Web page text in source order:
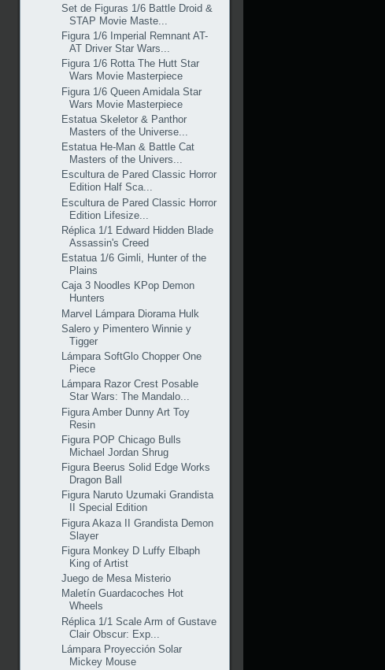
Set de Figuras 1/6 Battle Droid &
STAP Movie Maste...
Figura 1/6 Imperial Remnant AT-
AT Driver Star Wars...
Figura 1/6 Rotta The Hutt Star
Wars Movie Masterpiece
Figura 1/6 Queen Amidala Star
Wars Movie Masterpiece
Estatua Skeletor & Panthor
Masters of the Universe...
Estatua He-Man & Battle Cat
Masters of the Univers...
Escultura de Pared Classic Horror
Edition Half Sca...
Escultura de Pared Classic Horror
Edition Lifesize...
Réplica 1/1 Edward Hidden Blade
Assassin's Creed
Estatua 1/6 Gimli, Hunter of the
Plains
Caja 3 Noodles KPop Demon
Hunters
Marvel Lámpara Diorama Hulk
Salero y Pimentero Winnie y
Tigger
Lámpara SoftGlo Chopper One
Piece
Lámpara Razor Crest Posable
Star Wars: The Mandalo...
Figura Amber Dunny Art Toy
Resin
Figura POP Chicago Bulls
Michael Jordan Shrug
Figura Beerus Solid Edge Works
Dragon Ball
Figura Naruto Uzumaki Grandista
II Special Edition
Figura Akaza II Grandista Demon
Slayer
Figura Monkey D Luffy Elbaph
King of Artist
Juego de Mesa Misterio
Maletín Guardacoches Hot
Wheels
Réplica 1/1 Scale Arm of Gustave
Clair Obscur: Exp...
Lámpara Proyección Solar
Mickey Mouse